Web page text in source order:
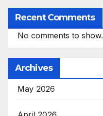
Recent Comments
No comments to show.
Archives
May 2026